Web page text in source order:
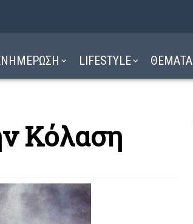
LIFESTYLE ΘΕΜΑΤΑ
Κόλαση